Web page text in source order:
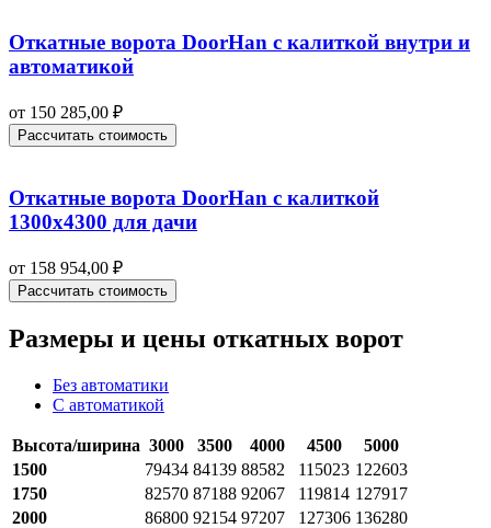
Откатные ворота DoorHan с калиткой внутри и
автоматикой
от 150 285,00 ₽
Рассчитать стоимость
Откатные ворота DoorHan с калиткой
1300х4300 для дачи
от 158 954,00 ₽
Рассчитать стоимость
Размеры и цены откатных ворот
Без автоматики
С автоматикой
Высота/ширина 3000 3500 4000 4500
5000
1500
79434 84139 88582 115023 122603
1750
82570 87188 92067 119814 127917
2000
86800 92154 97207 127306 136280